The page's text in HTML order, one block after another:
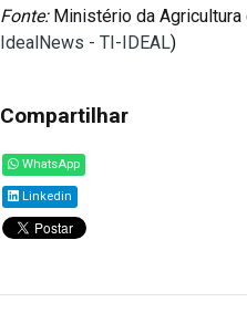
Fonte:Ministério da Agricultura
IdealNews - TI-IDEAL)
Compartilhar
WhatsApp
Linkedin